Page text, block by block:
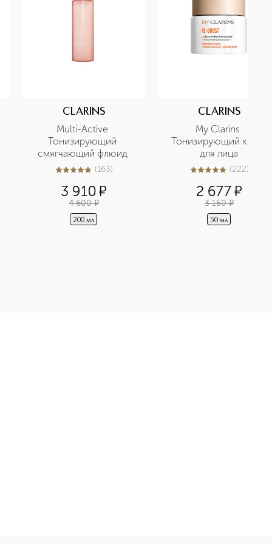
CLARINS
Multi-Active
Тонизирующий
смягчающий флюид
5из 5163 (163)
3 910¤
4 600 ¤
200 мл
CLARINS
My Clarins
Тонизирующий крем
для лица
5из 5222 (222)
2 677¤
3 150 ¤
50 мл